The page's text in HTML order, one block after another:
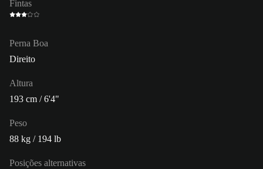
Fintas
Perna Boa
Direito
Altura
193 cm / 6'4"
Peso
88 kg / 194 lb
Posições alternativas